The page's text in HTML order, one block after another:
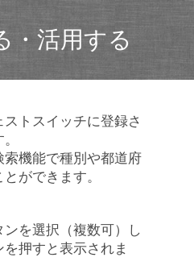
・活用する
トスイッチに登録さ
索機能で種別や都道府
ができます。
を選択（複数可）し
押すと表示されま